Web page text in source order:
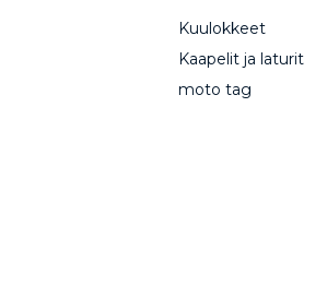
Kuulokkeet
Kaapelit ja laturit
moto tag